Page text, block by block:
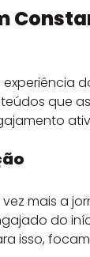
que
mais a
do
isso,